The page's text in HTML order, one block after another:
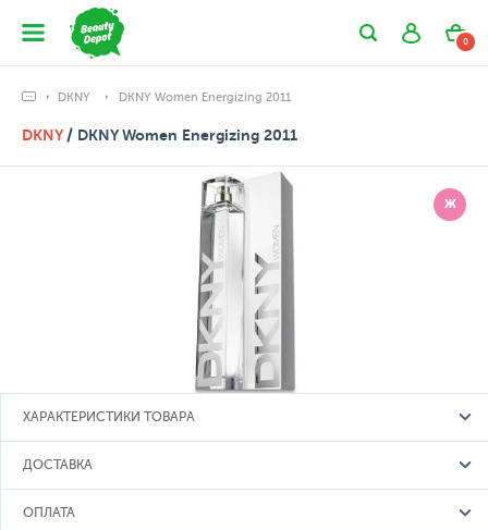
0
DKNY DKNY Women Energizing 2011
DKNY/ DKNY Women Energizing 2011
Ж
ХАРАКТЕРИСТИКИ ТОВАРА
ДОСТАВКА
ОПЛАТА